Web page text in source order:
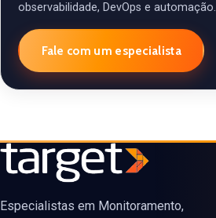
observabilidade, DevOps e automação.
Fale com um especialista
Especialistas em Monitoramento,